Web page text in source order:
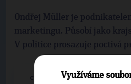
Ondřej Müller je
marketingu. Působí jako
V politice prosazuje poctivá
CELÝ ČLÁNEKVyužíváme